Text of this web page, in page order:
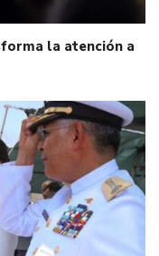
la atención a